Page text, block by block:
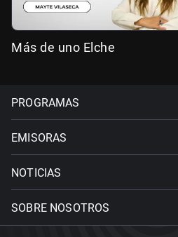
Más de uno Elche
PROGRAMAS
EMISORAS
NOTICIAS
SOBRE NOSOTROS